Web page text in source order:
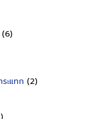
(6)
ะแทก (2)